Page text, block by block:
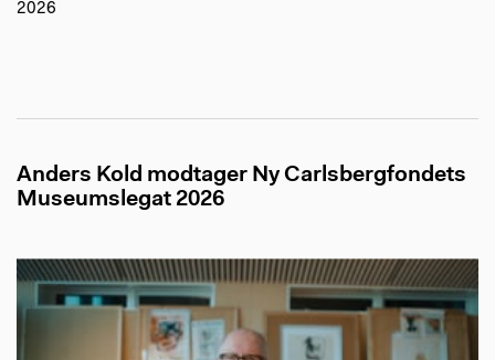
2026
Anders Kold modtager Ny Carlsbergfondets
Museumslegat 2026